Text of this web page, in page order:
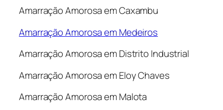
Amarração Amorosa em Caxambu
Amarração Amorosa em Medeiros
Amarração Amorosa em Distrito Industrial
Amarração Amorosa em Eloy Chaves
Amarração Amorosa em Malota